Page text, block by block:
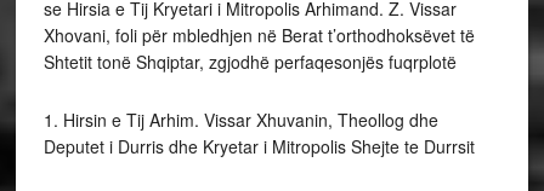
se Hirsia e Tij Kryetari i Mitropolis Arhimand. Z. Vissar
Xhovani, foli për mbledhjen në Berat t’orthodhoksëvet të
Shtetit tonë Shqiptar, zgjodhë perfaqesonjës fuqrplotë
1. Hirsin e Tij Arhim. Vissar Xhuvanin, Theollog dhe
Deputet i Durris dhe Kryetar i Mitropolis Shejte te Durrsit